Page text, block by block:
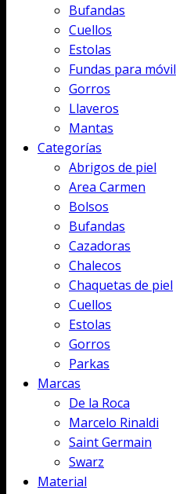
Bufandas
Cuellos
Estolas
Fundas para móvil
Gorros
Llaveros
Mantas
Categorías
Abrigos de piel
Area Carmen
Bolsos
Bufandas
Cazadoras
Chalecos
Chaquetas de piel
Cuellos
Estolas
Gorros
Parkas
Marcas
De la Roca
Marcelo Rinaldi
Saint Germain
Swarz
Material